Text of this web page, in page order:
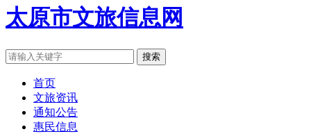
太原市文旅信息网
搜索
首页
文旅资讯
通知公告
惠民信息